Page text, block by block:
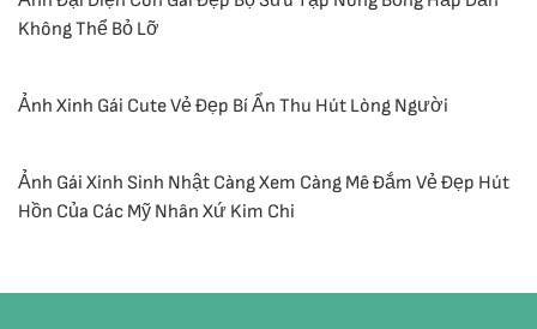
Không Thể Bỏ Lỡ
Ảnh Xinh Gái Cute Vẻ Đẹp Bí Ẩn Thu Hút Lòng Người
Ảnh Gái Xinh Sinh Nhật Càng Xem Càng Mê Đắm Vẻ Đẹp Hút
Hồn Của Các Mỹ Nhân Xứ Kim Chi